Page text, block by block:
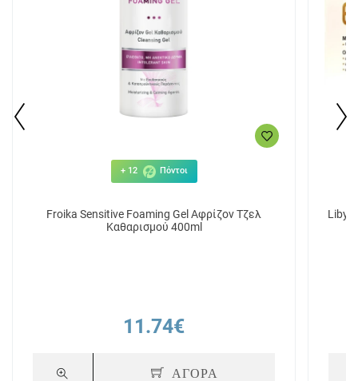
+ 12 Πόντοι
Froika Sensitive Foaming Gel Αφρίζον Τζελ
Καθαρισμού 400ml
11.74€
ΑΓΟΡΑ